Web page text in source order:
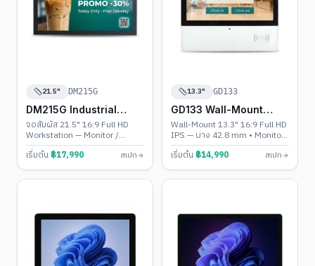
21.5" DM215G
DM215G Industrial
Touch PC
จอสัมผัส 21.5" 16:9 Full HD
Workstation — Monitor /
Android 11-13 / Windows 10-
11 • IP65 + VESA 100
เริ่มต้น ฿17,990 สเปก
13.3" GD133
GD133 Wall-Mount
Touch PC
Wall-Mount 13.3" 16:9 Full HD
IPS — บาง 42.8 mm • Monitor
/ Android 11-13 / Windows
10-11
เริ่มต้น ฿14,990 สเปก